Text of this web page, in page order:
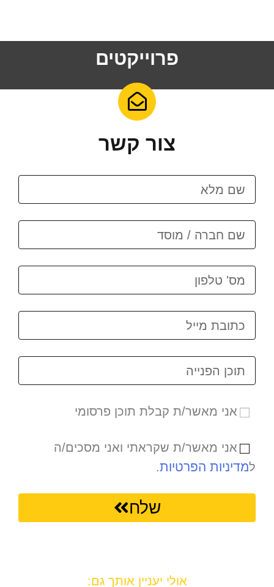
פרוייקטים
צור קשר
אני מאשר/ת קבלת תוכן פרסומי
אני מאשר/ת שקראתי ואני מסכים/ה
למדיניות הפרטיות.
שלח
אולי יעניין אותך גם: